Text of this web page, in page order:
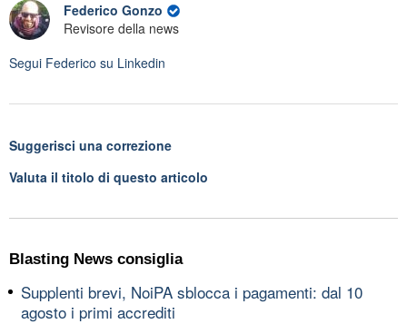
Federico Gonzo
Revisore della news
Segui Federico su Linkedin
Suggerisci una correzione
Valuta il titolo di questo articolo
Blasting News consiglia
Supplenti brevi, NoiPA sblocca i pagamenti: dal 10
agosto i primi accrediti